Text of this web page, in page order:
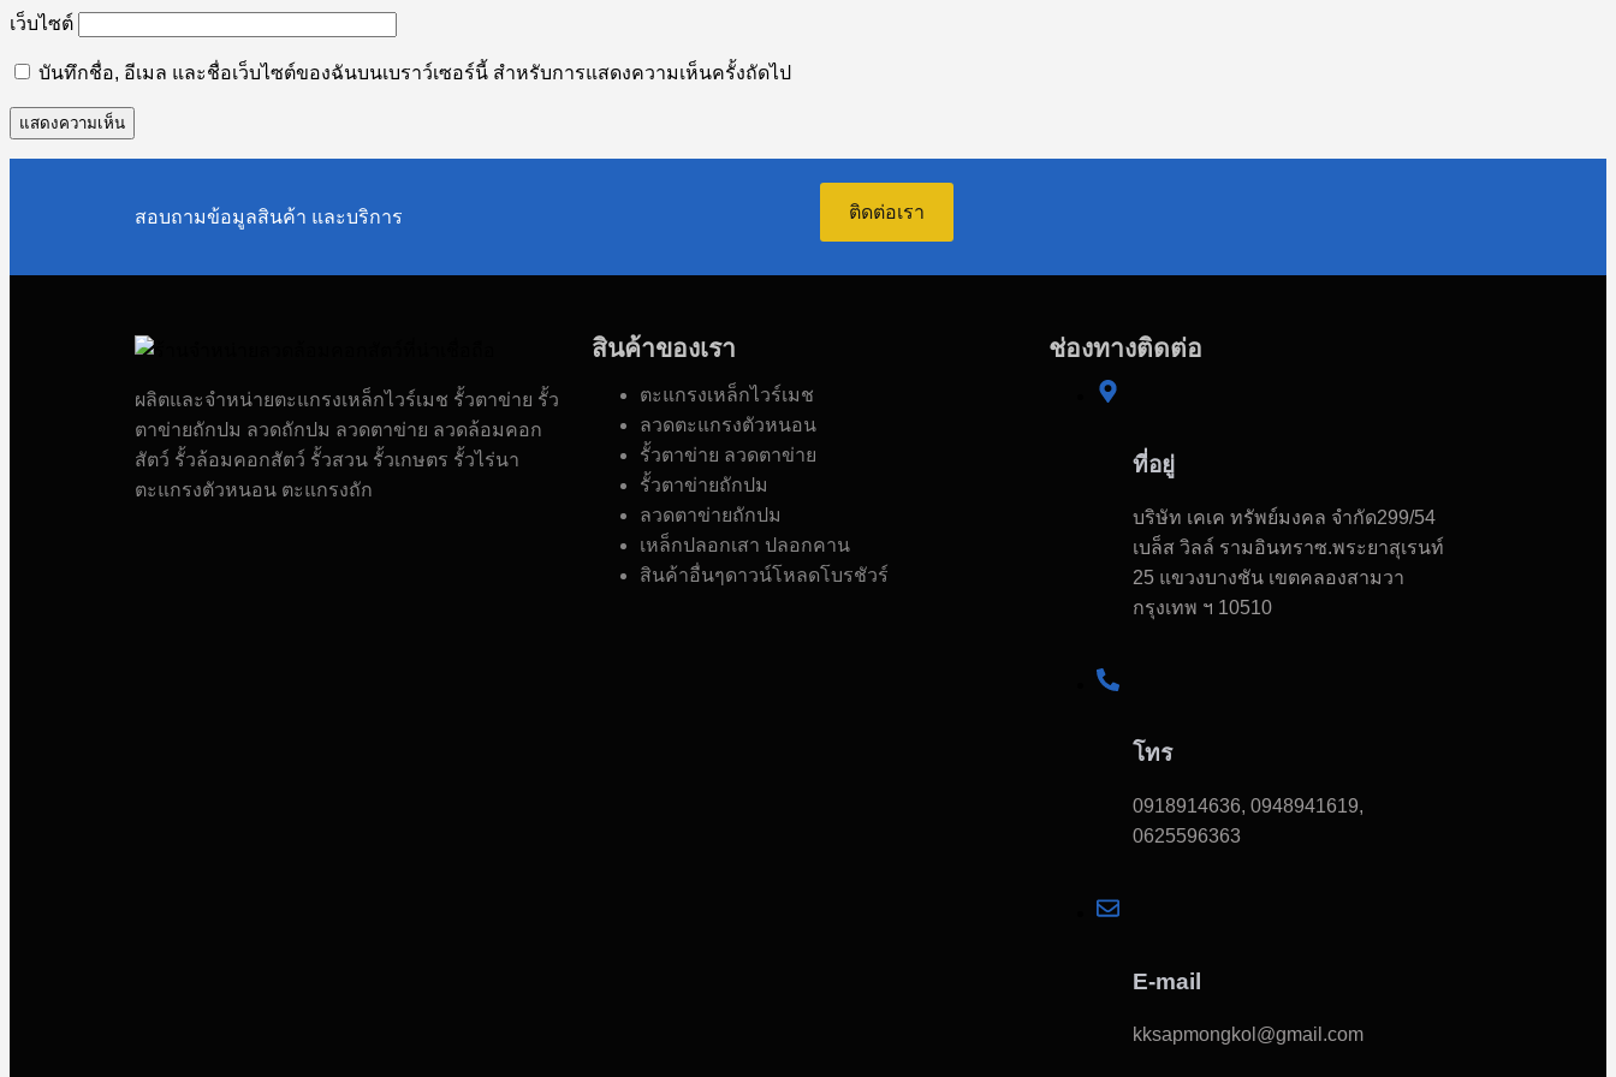
เว็บไซต์
บันทึกชื่อ, อีเมล และชื่อเว็บไซต์ของฉันบนเบราว์เซอร์นี้ สำหรับการแสดงความเห็นครั้งถัดไป
สอบถามข้อมูลสินค้า และบริการ ติดต่อเรา
ผลิตและจำหน่ายตะแกรงเหล็กไวร์เมช รั้วตาข่าย รั้ว
ตาข่ายถักปม ลวดถักปม ลวดตาข่าย ลวดล้อมคอก
สัตว์ รั้วล้อมคอกสัตว์ รั้วสวน รั้วเกษตร รั้วไร่นา
ตะแกรงตัวหนอน ตะแกรงถัก
สินค้าของเรา
ตะแกรงเหล็กไวร์เมช
ลวดตะแกรงตัวหนอน
รั้วตาข่าย ลวดตาข่าย
รั้วตาข่ายถักปม
ลวดตาข่ายถักปม
เหล็กปลอกเสา ปลอกคาน
สินค้าอื่นๆดาวน์โหลดโบรชัวร์
ช่องทางติดต่อ
ที่อยู่
บริษัท เคเค ทรัพย์มงคล จำกัด299/54
เบล็ส วิลล์ รามอินทราซ.พระยาสุเรนท์
25 แขวงบางชัน เขตคลองสามวา
กรุงเทพ ฯ 10510
โทร
0918914636, 0948941619,
0625596363
E-mail
kksapmongkol@gmail.com